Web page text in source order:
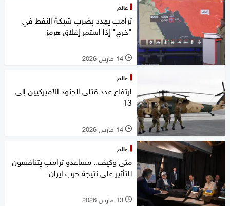
عالم
ترامب يهدد بضرب شبكة النفط في
"خرج" إذا استمر إغلاق هرمز
l 14 مارس 2026
عالم
ارتفاع عدد قتلى الجنود الأميركيين إلى
13
l 14 مارس 2026
عالم
متى وكيف.. مساعدو ترامب يتنافسون
للتأثير على نتيجة حرب إيران
l 13 مارس 2026